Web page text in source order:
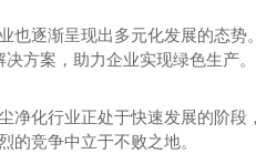
也逐渐呈现出多元化发展的态
方案，助力企业实现绿色生产。
净化行业正处于快速发展的阶
的竞争中立于不败之地。